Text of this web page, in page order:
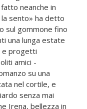
neanche in
sento» ha detto
sul gommone fino
una lunga estate
e progetti
amici -
su una
nel cortile, e
senza mai
Irena, bellezza in